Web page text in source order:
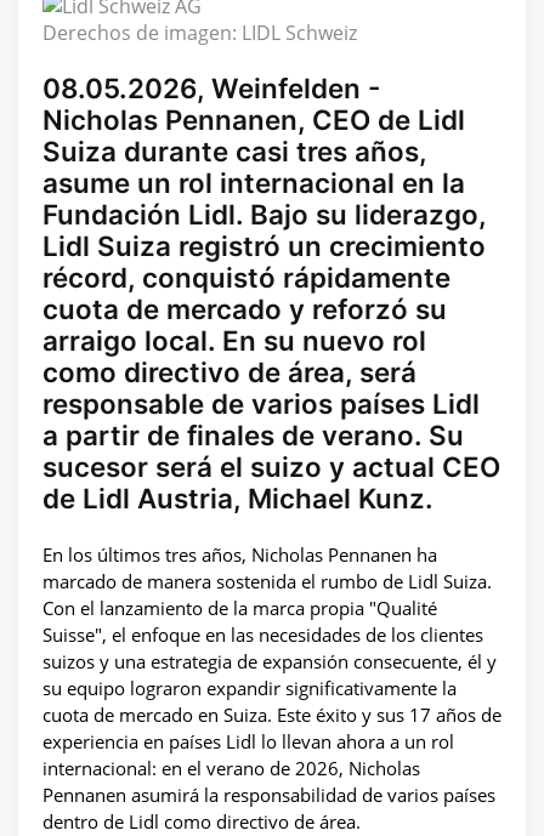
Derechos de imagen: LIDL Schweiz
08.05.2026, Weinfelden -
Nicholas Pennanen, CEO de Lidl
Suiza durante casi tres años,
asume un rol internacional en la
Fundación Lidl. Bajo su liderazgo,
Lidl Suiza registró un crecimiento
récord, conquistó rápidamente
cuota de mercado y reforzó su
arraigo local. En su nuevo rol
como directivo de área, será
responsable de varios países Lidl
a partir de finales de verano. Su
sucesor será el suizo y actual CEO
de Lidl Austria, Michael Kunz.
En los últimos tres años, Nicholas Pennanen ha
marcado de manera sostenida el rumbo de Lidl Suiza.
Con el lanzamiento de la marca propia "Qualité
Suisse", el enfoque en las necesidades de los clientes
suizos y una estrategia de expansión consecuente, él y
su equipo lograron expandir significativamente la
cuota de mercado en Suiza. Este éxito y sus 17 años de
experiencia en países Lidl lo llevan ahora a un rol
internacional: en el verano de 2026, Nicholas
Pennanen asumirá la responsabilidad de varios países
dentro de Lidl como directivo de área.